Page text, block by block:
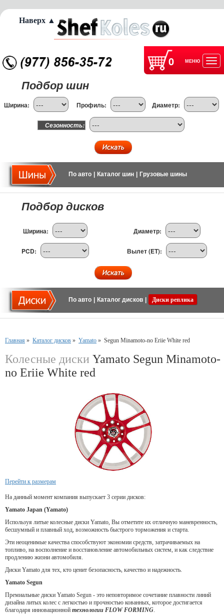
0 МЕНЮ
Подбор шин
Ширина: Профиль: Диаметр:
Сезонность:
По авто Каталог шин Грузовые шины
Подбор дисков
Ширина: Диаметр:
PCD: Вылет (ET):
По авто Каталог дисков Диски реплика
Главная » Каталог дисков » Yamato » Segun Minamoto-no Eriie White red
Колесные диски Yamato Segun Minamoto-
no Eriie White red
Перейти к размерам
На данный момент компания выпускает 3 серии дисков:
Yamato Japan (Yamato)
Используя литые колесные диски Yamato, Вы отметите их отличную маневренность,
бесшумный и плавный ход, возможность быстрого торможения и старта.
Эти неоценимые качества способствуют экономии средств, затрачиваемых на
топливо, на восполнение и восстановление автомобильных систем, и как следствие
продлению жизни автомобиля.
Диски Yamato для тех, кто ценит безопасность, качество и надежность.
Yamato Segun
Премиальные диски Yamato Segun - это неповторимое сочетание плавности линий
дизайна литых колес с легкостью и прочностью кованных, которое достигается
благодаря инновационной технологии FLOW FORMING.
Наверх ▲